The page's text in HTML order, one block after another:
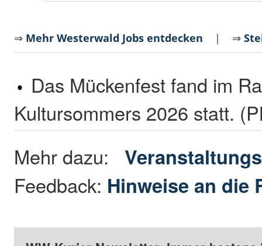
⇒ Mehr Westerwald Jobs entdecken | ⇒
Das Mückenfest fand im
Kultursommers 2026 statt.
Mehr dazu:
Feedback: Hinweise an die